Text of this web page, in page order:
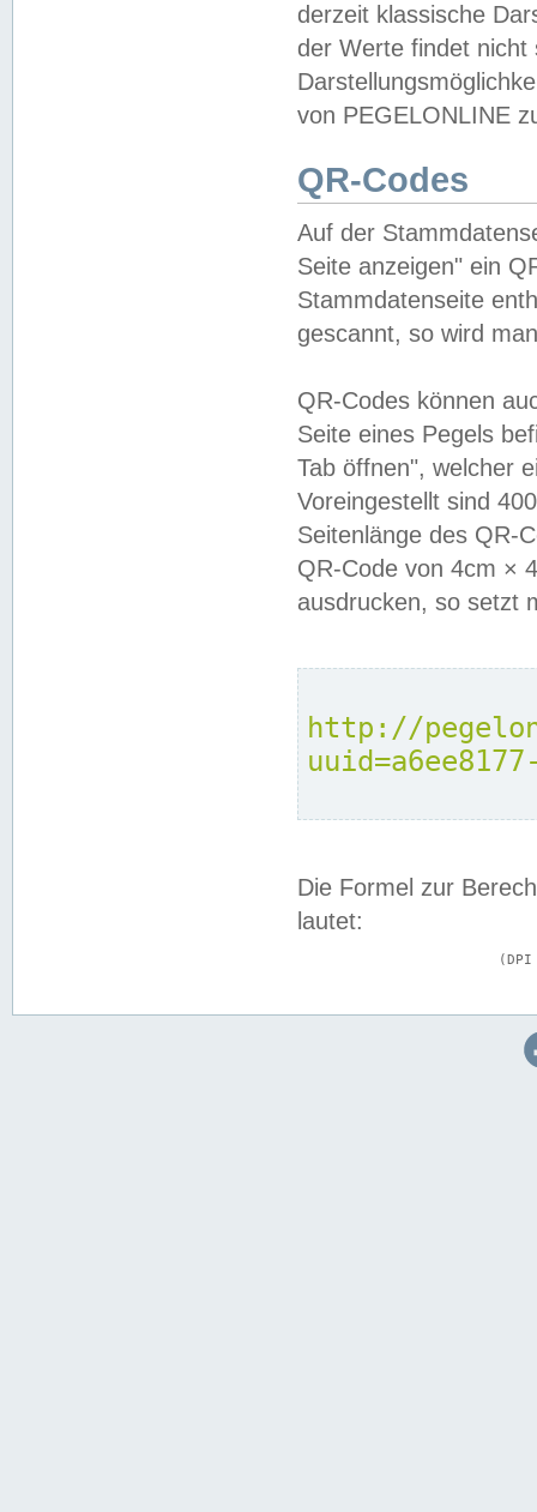
derzeit klassische
der Werte findet
von PEGELONLINE
QR-Codes
Auf der
Seite anzeigen" ein
Stammdatenseite
gescannt, so wird
QR-Codes können
Seite eines Pegels
Tab öffnen", welcher
Voreingestellt sind
Seitenlänge des QR-
QR-Code von 4cm ×
ausdrucken, so setzt
http://
Die Formel zur
lautet: